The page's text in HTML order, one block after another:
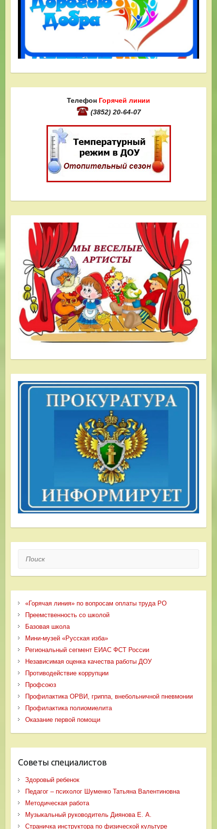
Телефон Горячей линии
(3852) 20-64-07
Поиск
«Горячая линия» по вопросам оплаты труда РО
Преемственность со школой
Базовая школа
Мини-музей «Русская изба»
Региональный сегмент ЕИАС ФСТ России
Независимая оценка качества работы ДОУ
Противодействие коррупции
Профсоюз
Профилактика ОРВИ, гриппа, внебольничной пневмонии
Профилактика полиомиелита
Оказание первой помощи
Советы специалистов
Здоровый ребенок
Педагог – психолог Шуменко Татьяна Валентиновна
Методическая работа
Музыкальный руководитель Диянова Е. А.
Страничка инструктора по физической культуре